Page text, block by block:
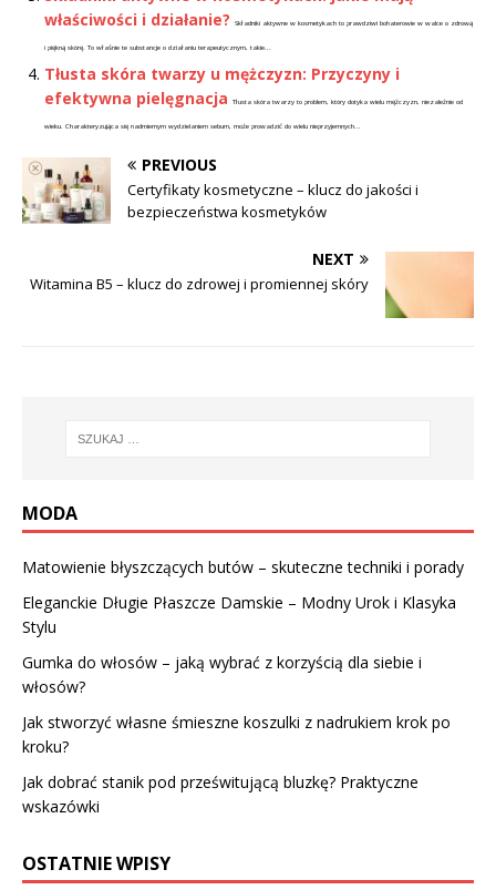
właściwości i działanie?
Składniki aktywne w kosmetykach to prawdziwi bohaterowie w walce o zdrową
i piękną skórę. To właśnie te substancje o działaniu terapeutycznym, takie...
Tłusta skóra twarzy u mężczyzn: Przyczyny i
efektywna pielęgnacja
Tłusta skóra twarzy to problem, który dotyka wielu mężczyzn, niezależnie od
wieku. Charakteryzująca się nadmiernym wydzielaniem sebum, może prowadzić do wielu nieprzyjemnych...
PREVIOUS
Certyfikaty kosmetyczne – klucz do jakości i
bezpieczeństwa kosmetyków
NEXT
Witamina B5 – klucz do zdrowej i promiennej skóry
MODA
Matowienie błyszczących butów – skuteczne techniki i porady
Eleganckie Długie Płaszcze Damskie – Modny Urok i Klasyka
Stylu
Gumka do włosów – jaką wybrać z korzyścią dla siebie i
włosów?
Jak stworzyć własne śmieszne koszulki z nadrukiem krok po
kroku?
Jak dobrać stanik pod prześwitującą bluzkę? Praktyczne
wskazówki
OSTATNIE WPISY